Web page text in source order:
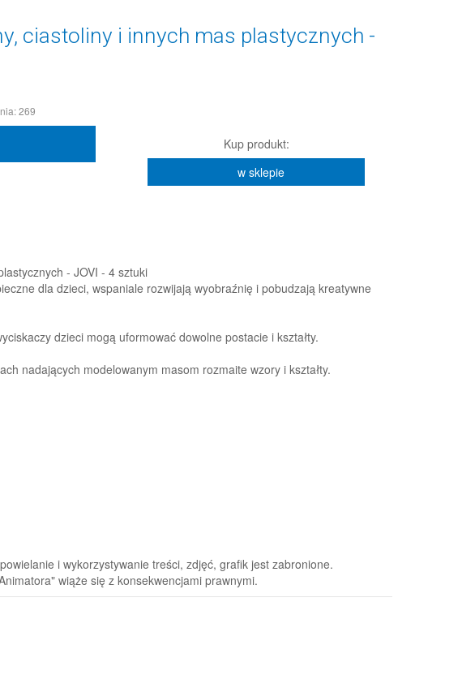
ciastoliny i innych mas plastycznych -
269
Kup produkt:
w sklepie
- JOVI - 4 sztuki
dla dzieci, wspaniale rozwijają wyobraźnię i pobudzają kreatywne
dzieci mogą uformować dowolne postacie i kształty.
nadających modelowanym masom rozmaite wzory i kształty.
i wykorzystywanie treści, zdjęć, grafik jest zabronione.
wiąże się z konsekwencjami prawnymi.